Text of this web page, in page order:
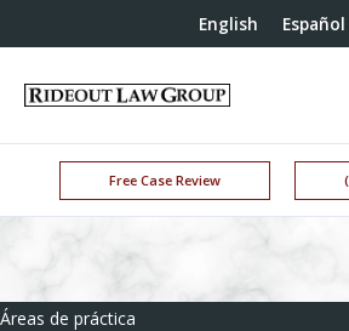
English Español
Free Case Review
Áreas de práctica